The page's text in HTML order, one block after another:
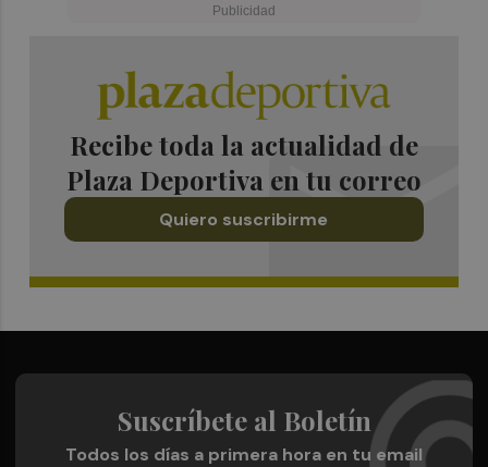
Recibe toda la actualidad de
Plaza Deportiva en tu correo
Quiero suscribirme
Suscríbete al Boletín
Todos los días a primera hora en tu email